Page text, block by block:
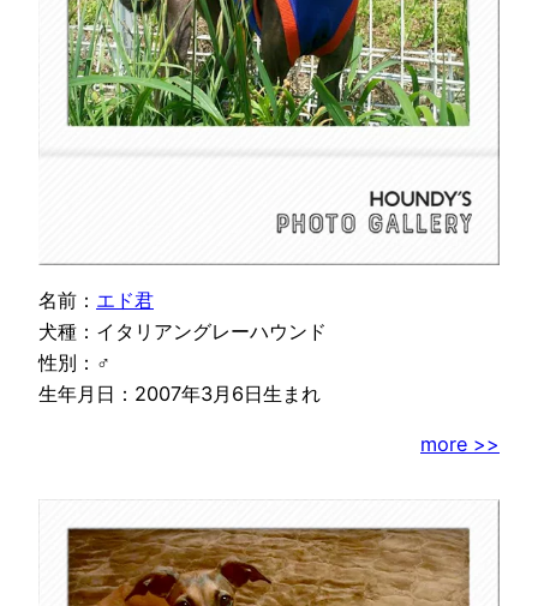
名前： エド君
犬種：イタリアングレーハウンド
性別：♂
生年月日：2007年3月6日生まれ
more >>